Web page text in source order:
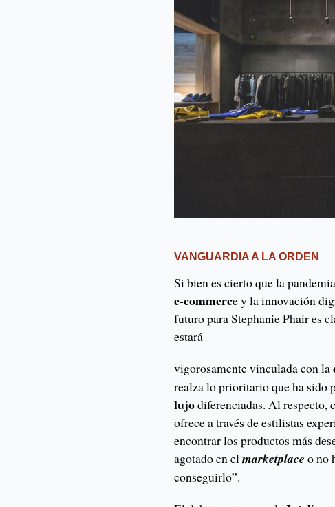
VANGUARDIA A LA ORDEN
Si bien es cierto que la
e-commerce y la innovación
futuro para Stephanie Phair es
estará
vigorosamente vinculada con la
realza lo prioritario que ha sido
lujodiferenciadas. Al respecto,
ofrece a través de estilistas
encontrar los productos más
agotado en elmarketplaceo no
conseguirlo”.